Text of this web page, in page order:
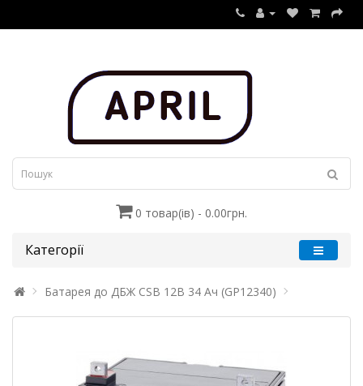
0 товар(ів) - 0.00грн.
Категорії
Батарея до ДБЖ CSB 12В 34 Ач (GP12340)